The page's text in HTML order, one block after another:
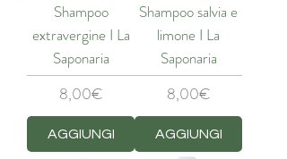
Shampoo
extravergine I La
Saponaria
Price
8,00€
AGGIUNGI
Shampoo salvia e
limone I La
Saponaria
Price
8,00€
AGGIUNGI